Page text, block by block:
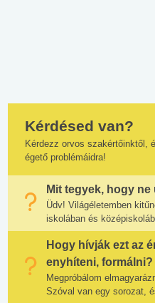
Kérdésed van?
Kérdezz orvos szakértőinktől,
égető problémáidra!
Mit tegyek, hogy
Üdv! Világéletemben
iskolában és
Hogy hívják ezt az
enyhíteni, formálni?
Megpróbálom
Szóval van egy sorozat,